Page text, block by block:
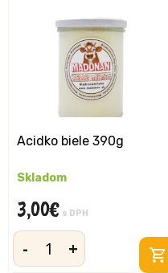
Acidko biele 390g
Skladom
3,00€ s DPH
-
množstvo
+